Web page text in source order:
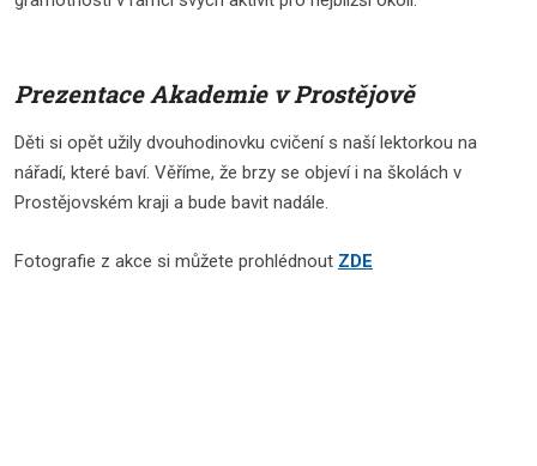
Prezentace Akademie v Prostějově
Děti si opět užily dvouhodinovku cvičení s naší lektorkou na
nářadí, které baví. Věříme, že brzy se objeví i na školách v
Prostějovském kraji a bude bavit nadále.
Fotografie z akce si můžete prohlédnout ZDE